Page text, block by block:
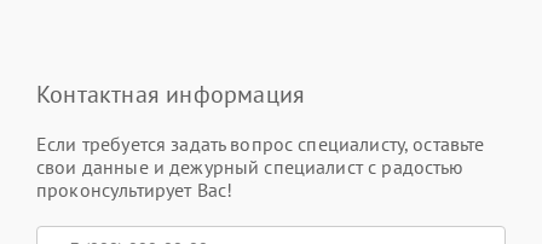
Контактная информация
Если требуется задать вопрос специалисту, оставьте
свои данные и дежурный специалист с радостью
проконсультирует Вас!